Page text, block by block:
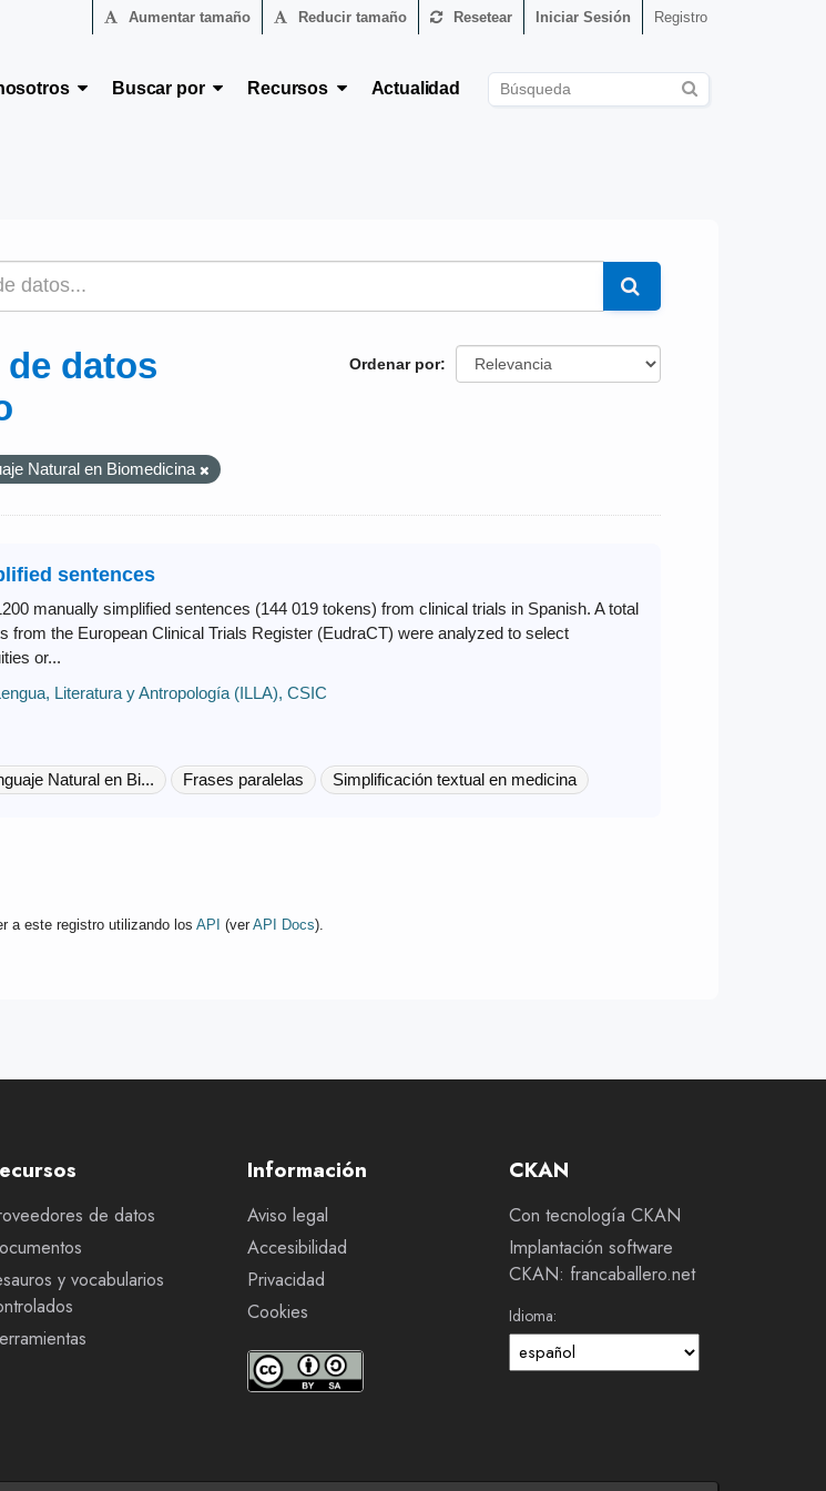
Aumentar tamaño Reducir tamaño Resetear Iniciar Sesión Registro
Buscar por Recursos Actualidad
Ordenar por
datos
Natural en Biomedicina
sentences
manually simplified sentences (144 019 tokens) from clinical trials in Spanish. A total
from the European Clinical Trials Register (EudraCT) were analyzed to select
or...
Literatura y Antropología (ILLA), CSIC
Natural en Bi... Frases paralelas Simplificación textual en medicina
a este registro utilizando los API (ver API Docs).
de datos
y vocabularios
Información
Aviso legal
Accesibilidad
Privacidad
Cookies
CKAN
Con tecnología CKAN
Implantación software
CKAN: francaballero.net
Idioma